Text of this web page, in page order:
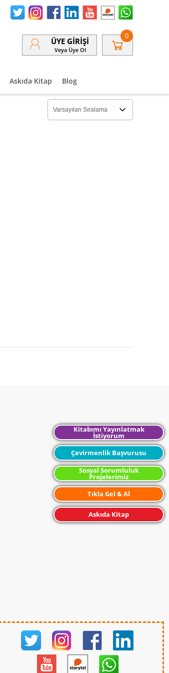
ÜYE GIRIŞI
Veya Üye Ol
0
Askıda Kitap Blog
Kitabımı Yayınlatmak
İstiyorum
Çevirmenlik Başvurusu
Sosyal Sorumluluk
Projelerimiz
Tıkla Gel & Al
Askıda Kitap